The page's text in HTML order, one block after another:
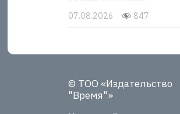
07.08.2026 847
© ТОО «Издательство
"Время"»